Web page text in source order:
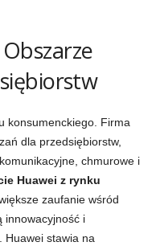
konsumenckiego. Firma
dla przedsiębiorstw,
chmurowe i
Huawei z rynku
zaufanie wśród
innowacyjność i
Huawei stawia na